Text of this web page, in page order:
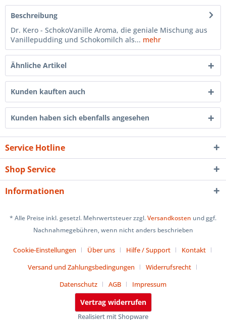
Beschreibung
Dr. Kero - SchokoVanille Aroma, die geniale Mischung aus
Vanillepudding und Schokomilch als... mehr
Ähnliche Artikel
Kunden kauften auch
Kunden haben sich ebenfalls angesehen
Service Hotline
Shop Service
Informationen
* Alle Preise inkl. gesetzl. Mehrwertsteuer zzgl.Versandkosten und ggf.
Nachnahmegebühren, wenn nicht anders beschrieben
Cookie-Einstellungen Über uns Hilfe / Support
Kontakt
Versand und Zahlungsbedingungen
Widerrufsrecht
Datenschutz
AGB Impressum
Vertrag widerrufen
Realisiert mit Shopware